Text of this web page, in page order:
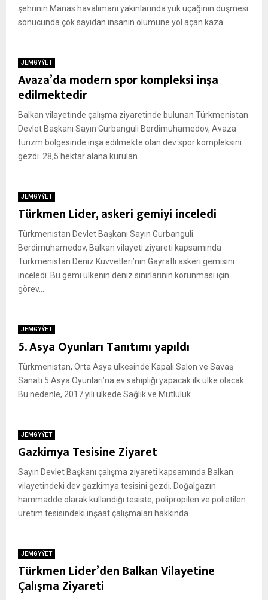
şehrinin Manas havalimanı yakınlarında yük uçağının düşmesi
sonucunda çok sayıdan insanın ölümüne yol açan kaza...
JEMGYÝET
Avaza’da modern spor kompleksi inşa
edilmektedir
Balkan vilayetinde çalışma ziyaretinde bulunan Türkmenistan
Devlet Başkanı Sayın Gurbanguli Berdimuhamedov, Avaza
turizm bölgesinde inşa edilmekte olan dev spor kompleksini
gezdi. 28,5 hektar alana kurulan...
JEMGYÝET
Türkmen Lider, askeri gemiyi inceledi
Türkmenistan Devlet Başkanı Sayın Gurbanguli
Berdimuhamedov, Balkan vilayeti ziyareti kapsamında
Türkmenistan Deniz Kuvvetleri’nin Gayratlı askeri gemisini
inceledi. Bu gemi ülkenin deniz sınırlarının korunması için
görev...
JEMGYÝET
5. Asya Oyunları Tanıtımı yapıldı
Türkmenistan, Orta Asya ülkesinde Kapalı Salon ve Savaş
Sanatı 5.Asya Oyunları’na ev sahipliği yapacak ilk ülke olacak.
Bu nedenle, 2017 yılı ülkede Sağlık ve Mutluluk...
JEMGYÝET
Gazkimya Tesisine Ziyaret
Sayın Devlet Başkanı çalışma ziyareti kapsamında Balkan
vilayetindeki dev gazkimya tesisini gezdi. Doğalgazın
hammadde olarak kullandığı tesiste, polipropilen ve polietilen
üretim tesisindeki inşaat çalışmaları hakkında...
JEMGYÝET
Türkmen Lider’den Balkan Vilayetine
Çalışma Ziyareti